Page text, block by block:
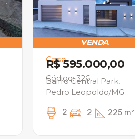
VENDA
Casa
R$ 595.000,00
Código: 326
Bairro Central Park,
Pedro Leopoldo/MG
2 2 225 m²